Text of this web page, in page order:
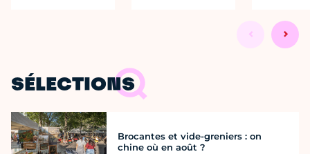
SÉLECTIONS
Brocantes et vide-greniers : on
chine où en août ?